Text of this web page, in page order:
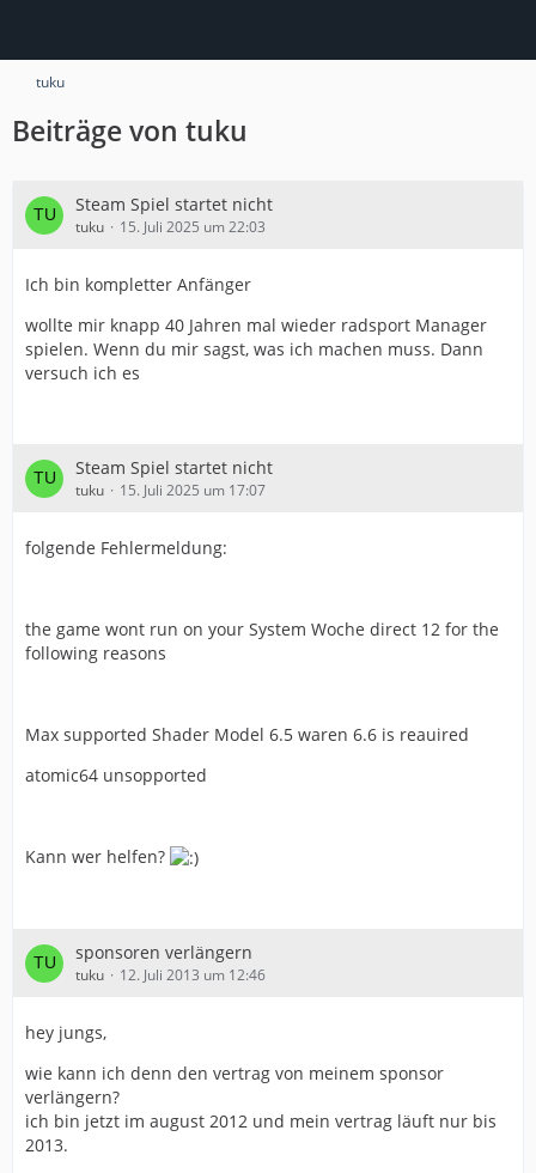
tuku
Beiträge von tuku
Steam Spiel startet nicht
tuku 15. Juli 2025 um 22:03
Ich bin kompletter Anfänger
wollte mir knapp 40 Jahren mal wieder radsport Manager
spielen. Wenn du mir sagst, was ich machen muss. Dann
versuch ich es
Steam Spiel startet nicht
tuku 15. Juli 2025 um 17:07
folgende Fehlermeldung:
the game wont run on your System Woche direct 12 for the
following reasons
Max supported Shader Model 6.5 waren 6.6 is reauired
atomic64 unsopported
Kann wer helfen?
sponsoren verlängern
tuku 12. Juli 2013 um 12:46
hey jungs,
wie kann ich denn den vertrag von meinem sponsor
verlängern?
ich bin jetzt im august 2012 und mein vertrag läuft nur bis
2013.